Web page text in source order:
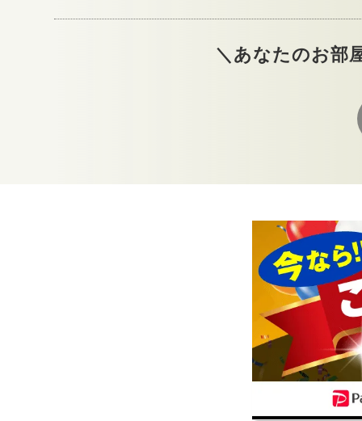
＼あなたのお部